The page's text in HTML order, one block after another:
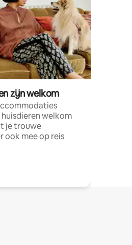
zijn welkom
welkom
je trouwe
ook mee op reis